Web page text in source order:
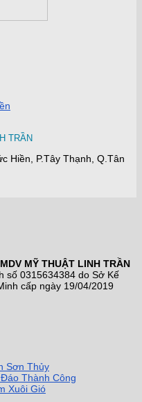
TRẦN
Hiền, P.Tây Thạnh, Q.Tân
MỸ THUẬT LINH TRẦN
số 0315634384 do Sở Kế
cấp ngày 19/04/2019
Sơn Thủy
Thành Công
Xuôi Gió